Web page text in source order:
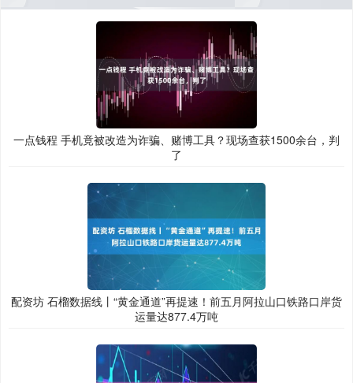
一点钱程 手机竟被改造为诈骗、赌博工具？现场查获1500余台，判
了
配资坊 石榴数据线丨“黄金通道”再提速！前五月阿拉山口铁路口岸货
运量达877.4万吨